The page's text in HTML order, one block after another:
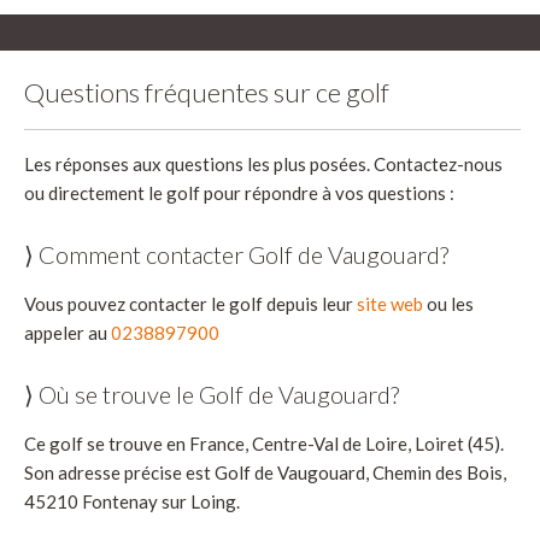
Questions fréquentes sur ce golf
Les réponses aux questions les plus posées. Contactez-nous
ou directement le golf pour répondre à vos questions :
⟩ Comment contacter Golf de Vaugouard?
Vous pouvez contacter le golf depuis leursite web ou les
appeler au 0238897900
⟩ Où se trouve le Golf de Vaugouard?
Ce golf se trouve en France, Centre-Val de Loire, Loiret (45).
Son adresse précise est Golf de Vaugouard, Chemin des Bois,
45210 Fontenay sur Loing.